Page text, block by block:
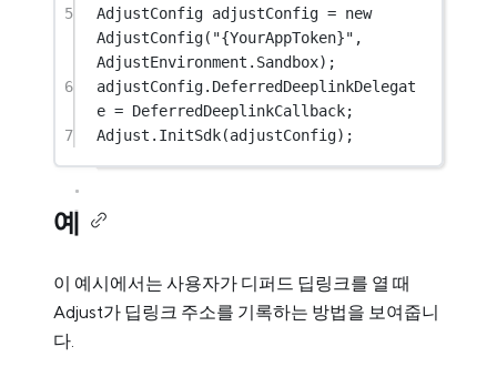
5
AdjustConfig adjustConfig = new
AdjustConfig( "{YourAppToken}" ,
AdjustEnvironment.Sandbox);
6
adjustConfig.DeferredDeeplinkDelegat
e = DeferredDeeplinkCallback;
7
Adjust. InitSdk(adjustConfig);
예
이 예시에서는 사용자가 디퍼드 딥링크를 열 때
Adjust가 딥링크 주소를 기록하는 방법을 보여줍니
다.